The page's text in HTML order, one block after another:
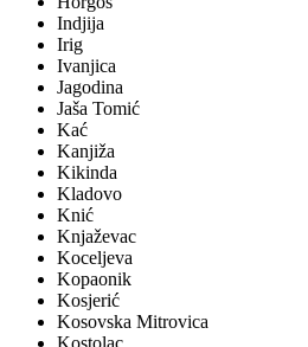
Indjija
Irig
Ivanjica
Jagodina
Jaša Tomić
Kać
Kanjiža
Kikinda
Kladovo
Knić
Knjaževac
Koceljeva
Kopaonik
Kosjerić
Kosovska Mitrovica
Kostolac